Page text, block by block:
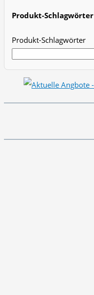
a
Produkt-Schlagwörter
Produkt-Schlagwörter